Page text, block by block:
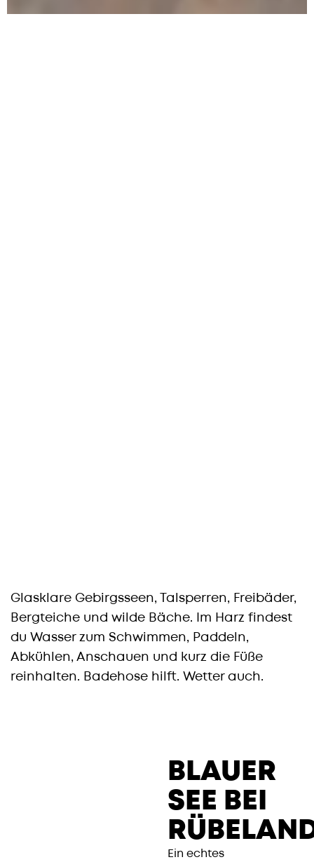
Glasklare Gebirgsseen, Talsperren, Freibäder,
Bergteiche und wilde Bäche. Im Harz findest
du Wasser zum Schwimmen, Paddeln,
Abkühlen, Anschauen und kurz die Füße
reinhalten. Badehose hilft. Wetter auch.
BLAUER
SEE BEI
Ein echtes